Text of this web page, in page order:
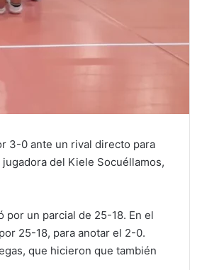
3-0 ante un rival directo para
del Kiele Socuéllamos,
un parcial de 25-18. En el
25-18, para anotar el 2-0.
que hicieron que también